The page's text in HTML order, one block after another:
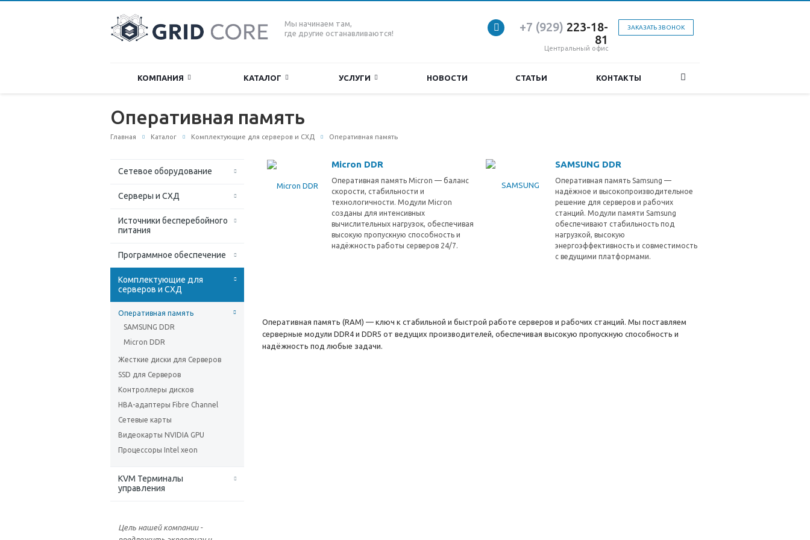
Мы начинаем там,
где другие останавливаются!
ЗАКАЗАТЬ ЗВОНОК
+7 (929) 223-18-
81
Центральный офис
КОМПАНИЯ КАТАЛОГ УСЛУГИ НОВОСТИ СТАТЬИ КОНТАКТЫ
Оперативная память
Главная Каталог Комплектующие для серверов и СХД Оперативная память
Сетевое оборудование
Серверы и СХД
Источники бесперебойного
питания
Программное обеспечение
Комплектующие для
серверов и СХД
Оперативная память
SAMSUNG DDR
Micron DDR
Жесткие диски для Серверов
SSD для Серверов
Контроллеры дисков
HBA-адаптеры Fibre Channel
Сетевые карты
Видеокарты NVIDIA GPU
Процессоры Intel xeon
KVM Терминалы
управления
Цель нашей компании -
Micron DDR
Оперативная память Micron — баланс
скорости, стабильности и
технологичности. Модули Micron
созданы для интенсивных
вычислительных нагрузок, обеспечивая
высокую пропускную способность и
надёжность работы серверов 24/7.
SAMSUNG DDR
Оперативная память Samsung —
надёжное и высокопроизводительное
решение для серверов и рабочих
станций. Модули памяти Samsung
обеспечивают стабильность под
нагрузкой, высокую
энергоэффективность и совместимость
с ведущими платформами.
Оперативная память (RAM) — ключ к стабильной и быстрой работе серверов и рабочих станций. Мы поставляем
серверные модули DDR4 и DDR5 от ведущих производителей, обеспечивая высокую пропускную способность и
надёжность под любые задачи.